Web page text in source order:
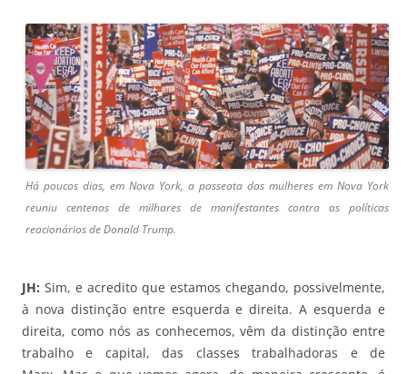
Há poucos dias, em Nova York, a passeata das mulheres em Nova York
reuniu centenas de milhares de manifestantes contra as políticas
reacionários de Donald Trump.
JH: Sim, e acredito que estamos chegando, possivelmente,
à nova distinção entre esquerda e direita. A esquerda e
direita, como nós as conhecemos, vêm da distinção entre
trabalho e capital, das classes trabalhadoras e de